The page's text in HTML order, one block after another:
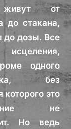
от
до стакана,
до дозы. Все
одного
без
которого это
не
Но ведь